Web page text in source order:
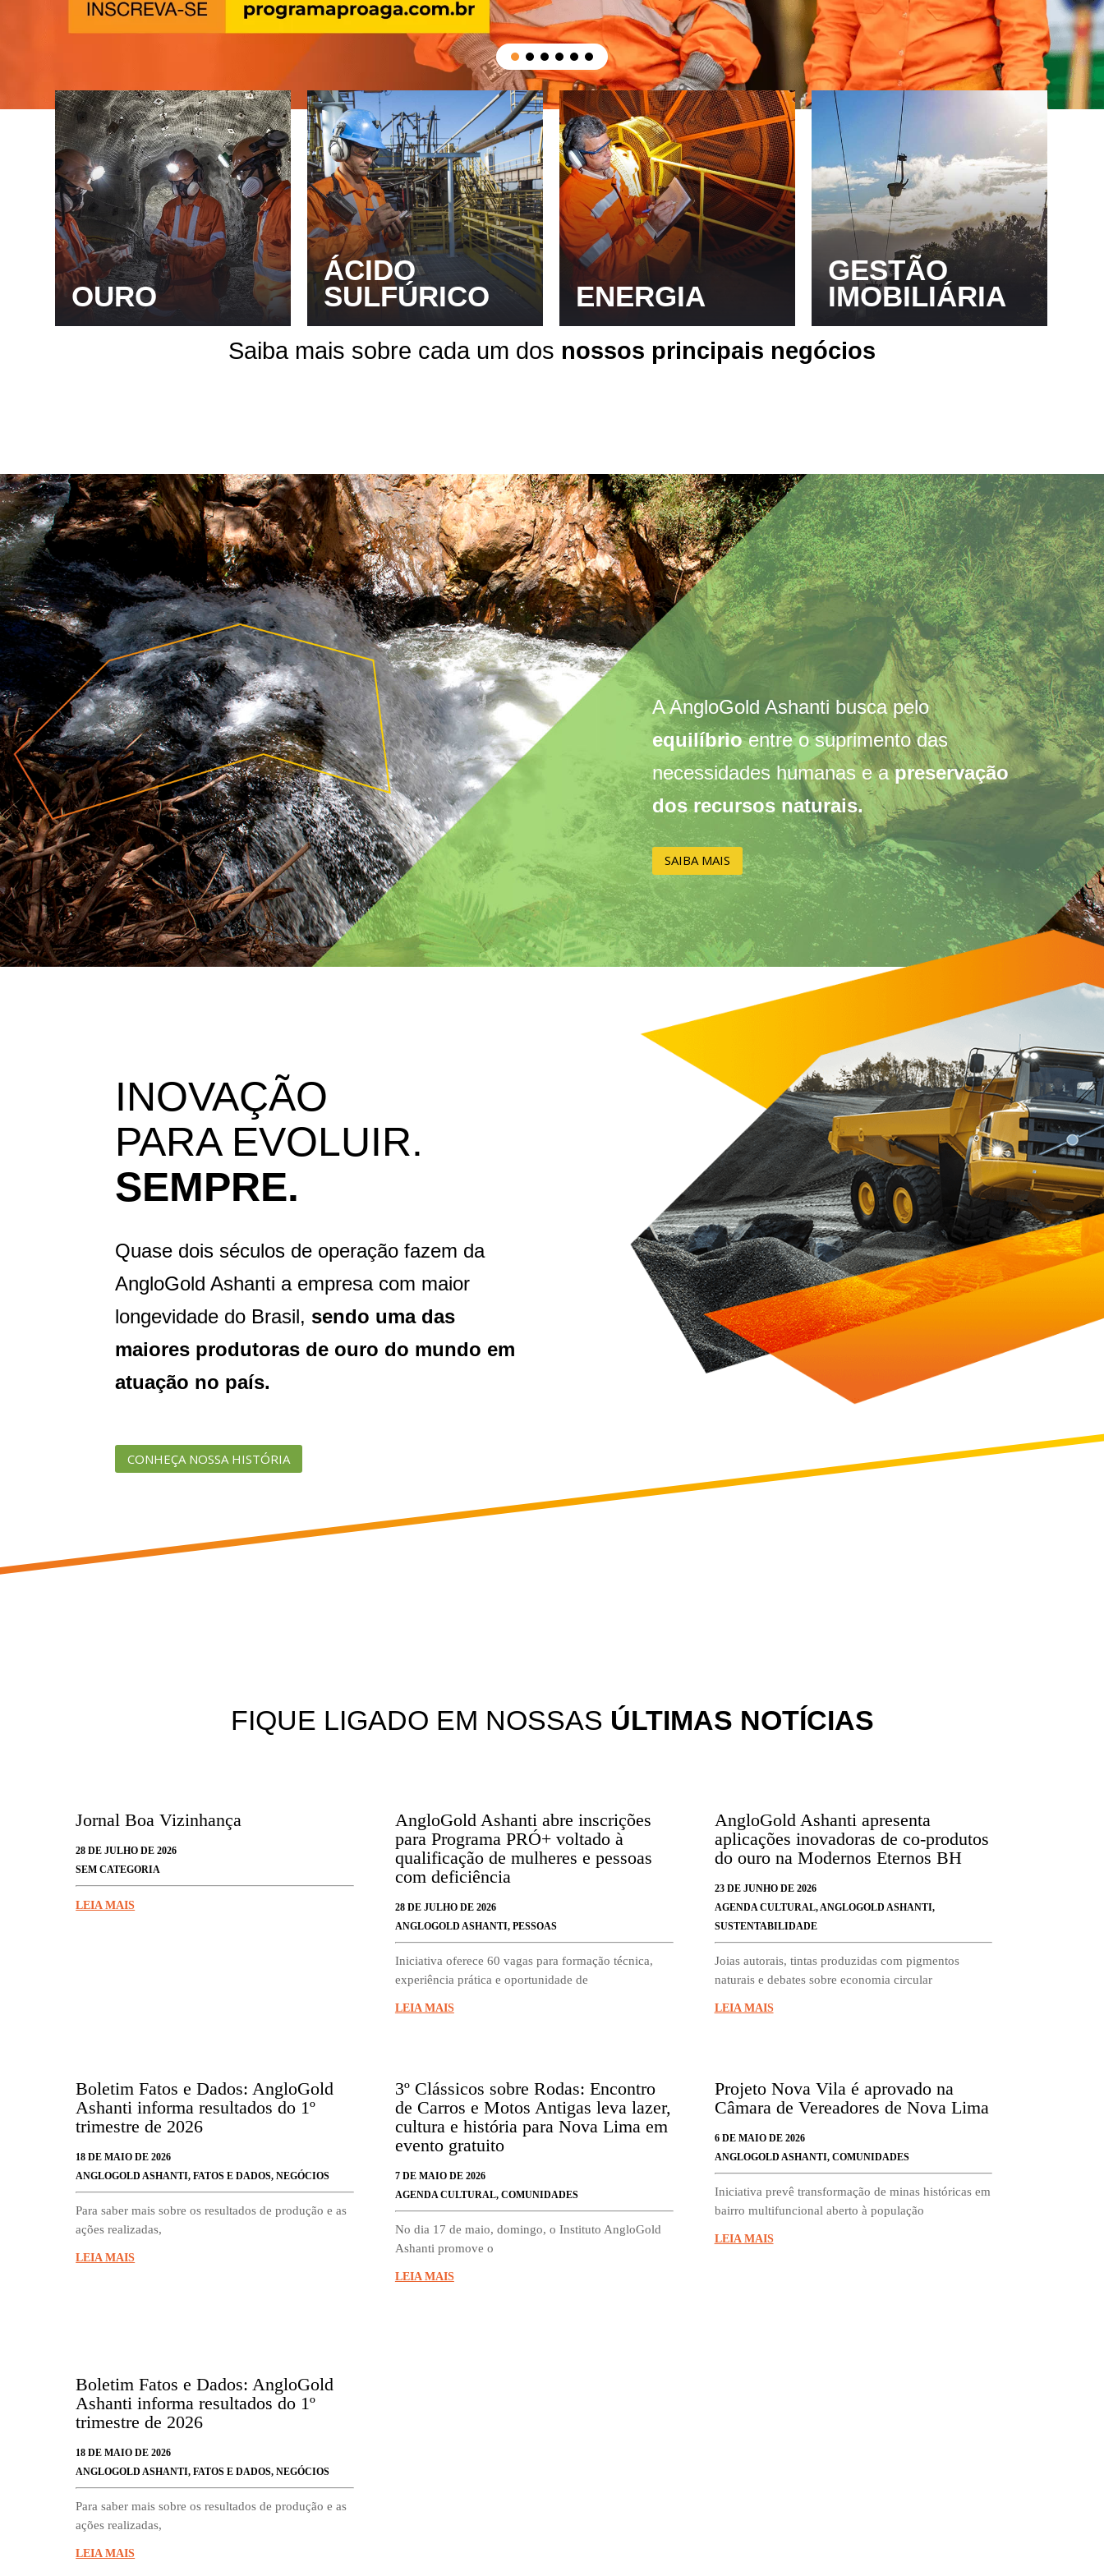
OURO
ÁCIDO
SULFÚRICO
ENERGIA
GESTÃO
IMOBILIÁRIA
Saiba mais sobre cada um dos nossos principais negócios
A AngloGold Ashanti busca pelo
equilíbrioentre o suprimento das
necessidades humanas e apreservação
dos recursos naturais.
SAIBA MAIS
INOVAÇÃO
PARA EVOLUIR.
SEMPRE.
Quase dois séculos de operação fazem da
AngloGold Ashanti a empresa com maior
longevidade do Brasil, sendo uma das
maiores produtoras de ouro do mundo em
atuação no país.
CONHEÇA NOSSA HISTÓRIA
FIQUE LIGADO EM NOSSAS ÚLTIMAS NOTÍCIAS
Jornal Boa Vizinhança
28 DE JULHO DE 2026
SEM CATEGORIA
LEIA MAIS
AngloGold Ashanti abre inscrições
para Programa PRÓ+ voltado à
qualificação de mulheres e pessoas
com deficiência
28 DE JULHO DE 2026
ANGLOGOLD ASHANTI, PESSOAS
Iniciativa oferece 60 vagas para formação técnica,
experiência prática e oportunidade de
LEIA MAIS
AngloGold Ashanti apresenta
aplicações inovadoras de co-produtos
do ouro na Modernos Eternos BH
23 DE JUNHO DE 2026
AGENDA CULTURAL, ANGLOGOLD ASHANTI,
SUSTENTABILIDADE
Joias autorais, tintas produzidas com pigmentos
naturais e debates sobre economia circular
LEIA MAIS
Boletim Fatos e Dados: AngloGold
Ashanti informa resultados do 1º
trimestre de 2026
18 DE MAIO DE 2026
ANGLOGOLD ASHANTI,FATOS E DADOS,NEGÓCIOS
Para saber mais sobre os resultados de produção e as
ações realizadas,
LEIA MAIS
3º Clássicos sobre Rodas: Encontro
de Carros e Motos Antigas leva lazer,
cultura e história para Nova Lima em
evento gratuito
7 DE MAIO DE 2026
AGENDA CULTURAL, COMUNIDADES
No dia 17 de maio, domingo, o Instituto AngloGold
Ashanti promove o
LEIA MAIS
Projeto Nova Vila é aprovado na
Câmara de Vereadores de Nova Lima
6 DE MAIO DE 2026
ANGLOGOLD ASHANTI, COMUNIDADES
Iniciativa prevê transformação de minas históricas em
bairro multifuncional aberto à população
LEIA MAIS
Boletim Fatos e Dados: AngloGold
Ashanti informa resultados do 1º
trimestre de 2026
18 DE MAIO DE 2026
ANGLOGOLD ASHANTI,FATOS E DADOS,NEGÓCIOS
Para saber mais sobre os resultados de produção e as
ações realizadas,
LEIA MAIS